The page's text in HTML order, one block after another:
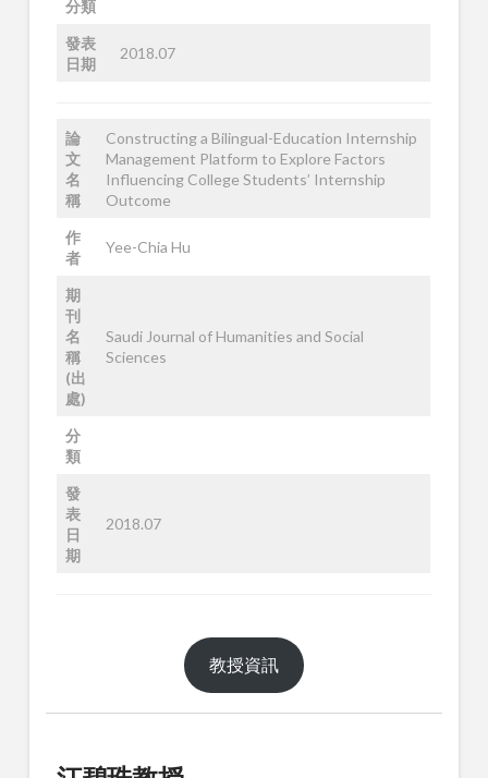
分類
發表
日期
2018.07
論
文
名
稱
Constructing a Bilingual-Education Internship
Management Platform to Explore Factors
Influencing College Students’ Internship
Outcome
作
者
Yee-Chia Hu
期
刊
名
稱
(出
處)
Saudi Journal of Humanities and Social
Sciences
分
類
發
表
日
期
2018.07
教授資訊